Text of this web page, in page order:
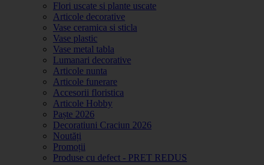
Flori uscate si plante uscate
Articole decorative
Vase ceramica si sticla
Vase plastic
Vase metal tabla
Lumanari decorative
Articole nunta
Articole funerare
Accesorii floristica
Articole Hobby
Paște 2026
Decoratiuni Craciun 2026
Noutăți
Promoții
Produse cu defect - PRET REDUS